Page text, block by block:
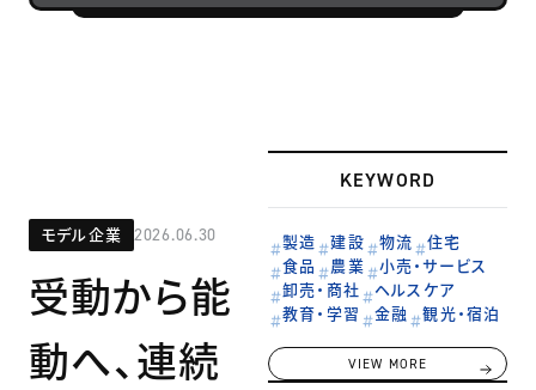
モデル企業 2026.06.30
受動から能
動へ、連続
KEYWORD
製造 建設 物流
住宅
食品
農業
小売・サービス
卸売・商社
ヘルスケア
教育・学習
金融 観光・宿泊
VIEW MORE